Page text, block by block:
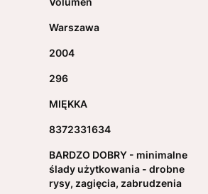
Warszawa
2004
296
MIĘKKA
8372331634
BARDZO DOBRY - minimalne
ślady użytkowania - drobne
rysy, zagięcia, zabrudzenia